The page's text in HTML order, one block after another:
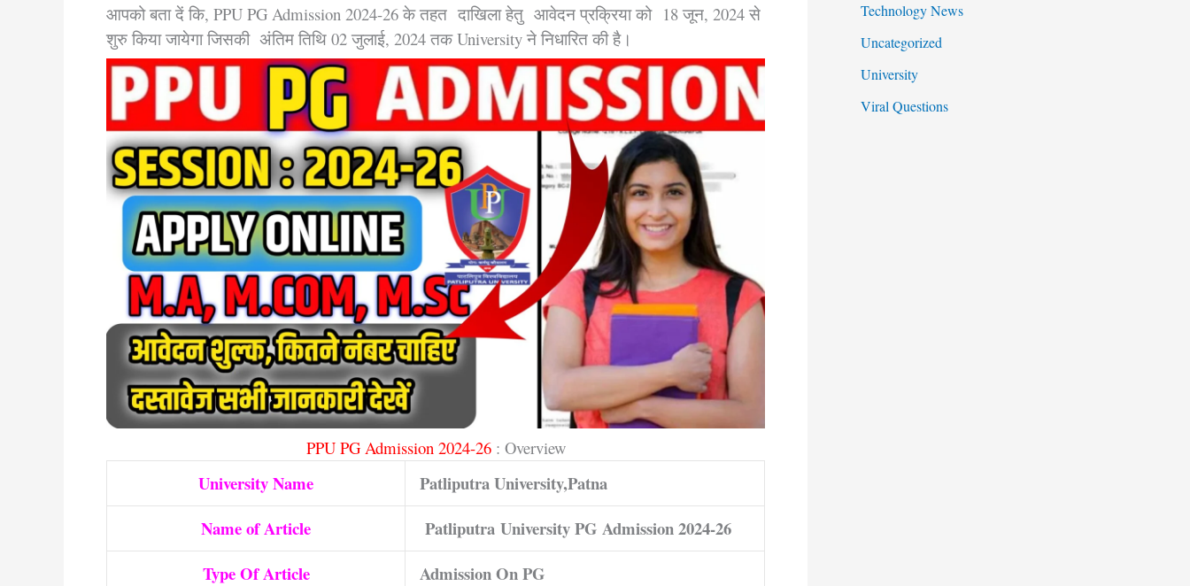
आपको बता दें कि, PPU PG Admission 2024-26 के तहत दाखिला हेतु आवेदन प्रक्रिया को 18 जून, 2024 से
शुरु किया जायेगा जिसकी अंतिम तिथि 02 जुलाई, 2024 तक University ने निधारित की है।
PPU PG Admission 2024-26: Overview
University Name
Patliputra University,Patna
Name of Article
Patliputra University PG Admission 2024-26
Type Of Article
Admission On PG
Technology News
Uncategorized
University
Viral Questions